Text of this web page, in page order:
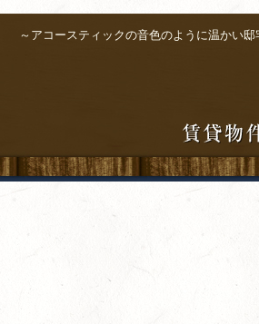
～アコースティックの音色のように温かい